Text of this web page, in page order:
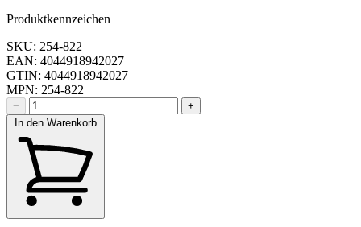
Produktkennzeichen
SKU: 254-822
EAN: 4044918942027
GTIN: 4044918942027
MPN: 254-822
−
+
In den Warenkorb